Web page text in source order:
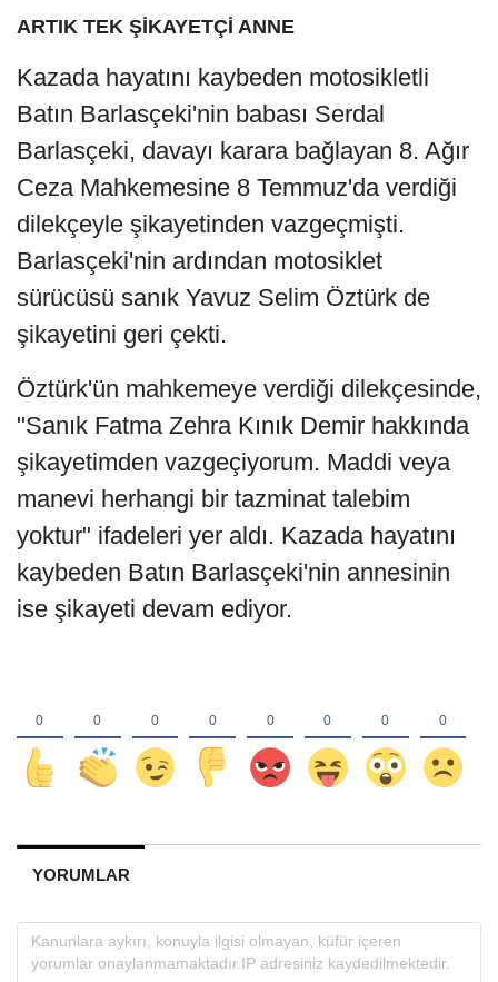
ARTIK TEK ŞİKAYETÇİ ANNE
Kazada hayatını kaybeden motosikletli
Batın Barlasçeki'nin babası Serdal
Barlasçeki, davayı karara bağlayan 8. Ağır
Ceza Mahkemesine 8 Temmuz'da verdiği
dilekçeyle şikayetinden vazgeçmişti.
Barlasçeki'nin ardından motosiklet
sürücüsü sanık Yavuz Selim Öztürk de
şikayetini geri çekti.
Öztürk'ün mahkemeye verdiği dilekçesinde,
"Sanık Fatma Zehra Kınık Demir hakkında
şikayetimden vazgeçiyorum. Maddi veya
manevi herhangi bir tazminat talebim
yoktur" ifadeleri yer aldı. Kazada hayatını
kaybeden Batın Barlasçeki'nin annesinin
ise şikayeti devam ediyor.
YORUMLAR